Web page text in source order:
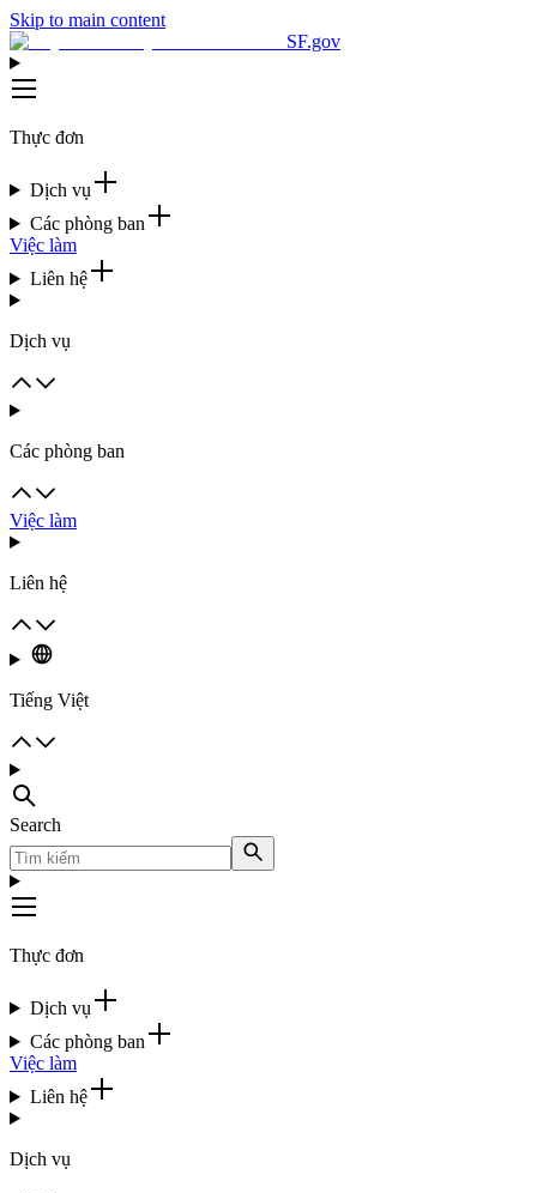
Skip to main content
SF.gov
Thực đơn
Dịch vụ
Các phòng ban
Việc làm
Liên hệ
Dịch vụ
Các phòng ban
Việc làm
Liên hệ
Tiếng Việt
Search
Thực đơn
Dịch vụ
Các phòng ban
Việc làm
Liên hệ
Dịch vụ